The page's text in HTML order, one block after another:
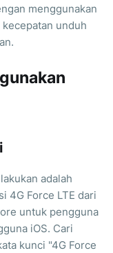
menggunakan
unduh
adalah
4G Force LTE dari
untuk pengguna
iOS. Cari
kunci "4G Force